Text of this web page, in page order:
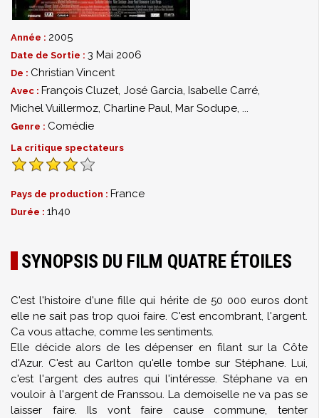
Année : 2005
Date de Sortie : 3 Mai 2006
De : Christian Vincent
Avec : François Cluzet, José Garcia, Isabelle Carré,
Michel Vuillermoz, Charline Paul, Mar Sodupe, ...
Genre : Comédie
La critique spectateurs
Pays de production : France
Durée : 1h40
SYNOPSIS DU FILM QUATRE ÉTOILES
C'est l'histoire d'une fille qui hérite de 50 000 euros dont
elle ne sait pas trop quoi faire. C'est encombrant, l'argent.
Ca vous attache, comme les sentiments.
Elle décide alors de les dépenser en filant sur la Côte
d'Azur. C'est au Carlton qu'elle tombe sur Stéphane. Lui,
c'est l'argent des autres qui l'intéresse. Stéphane va en
vouloir à l'argent de Franssou. La demoiselle ne va pas se
laisser faire. Ils vont faire cause commune, tenter